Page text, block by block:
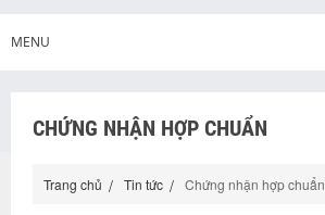
MENU
CHỨNG NHẬN HỢP CHUẨN
Trang chủ Tin tức Chứng nhận hợp chuẩn